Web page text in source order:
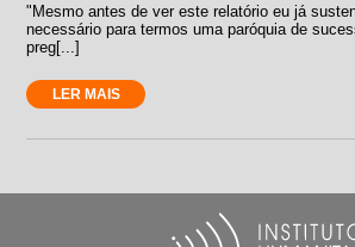
"Mesmo antes de ver este relatório eu já
necessário para termos uma paróquia de
preg[...]
LER MAIS